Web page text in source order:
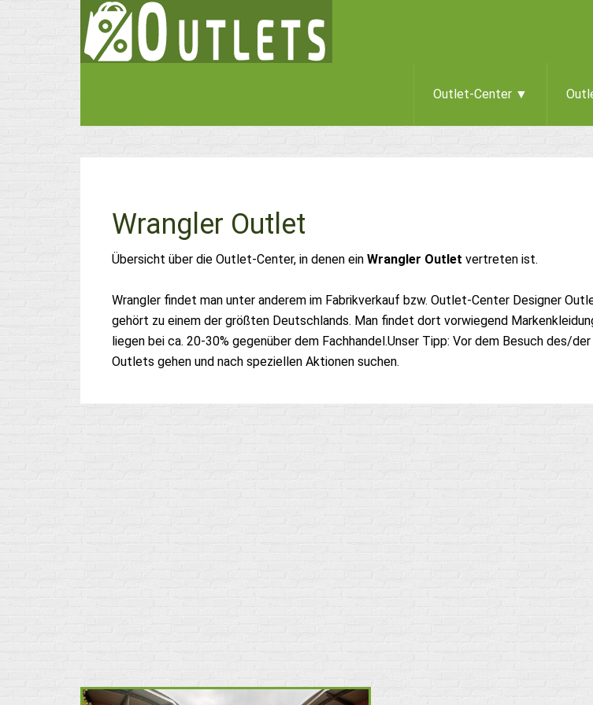
Outlet-Center ▼
Wrangler Outlet
Übersicht über die Outlet-Center, in denen ein Wrangler Outlet vertreten ist.
Wrangler findet man unter anderem im Fabrikverkauf bzw. Outlet-Center Designer
gehört zu einem der größten Deutschlands. Man findet dort vorwiegend
liegen bei ca. 20-30% gegenüber dem Fachhandel.Unser Tipp: Vor dem Besuch des/
Outlets gehen und nach speziellen Aktionen suchen.